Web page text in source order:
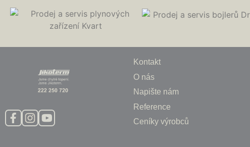
Kontakt
O nás
Napište nám
Reference
Ceníky výrobců